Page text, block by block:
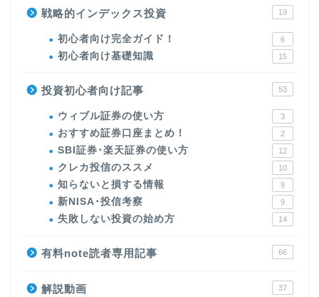
戦略的インデックス投資 19
初心者向け完全ガイド！ 6
初心者向け基礎知識 15
投資初心者向け記事 53
ウィブル証券の使い方 3
おすすめ証券口座まとめ！ 2
SBI証券･楽天証券の使い方 12
クレカ投信のススメ 10
知らないと損する情報 9
新NISA･投信考察 9
失敗しない投資の始め方 14
有料note読者専用記事 66
解説動画 37